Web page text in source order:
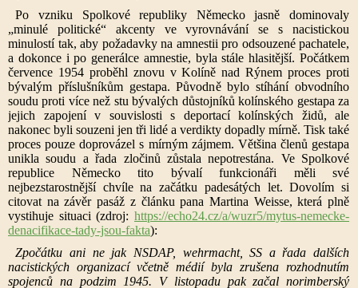
Po vzniku Spolkové republiky Německo jasně dominovaly
„minulé politické“ akcenty ve vyrovnávání se s nacistickou
minulostí tak, aby požadavky na amnestii pro odsouzené pachatele,
a dokonce i po generálce amnestie, byla stále hlasitější. Počátkem
července 1954 proběhl znovu v Kolíně nad Rýnem proces proti
bývalým příslušníkům gestapa. Původně bylo stíhání obvodního
soudu proti více než stu bývalých důstojníků kolínského gestapa za
jejich zapojení v souvislosti s deportací kolínských židů, ale
nakonec byli souzeni jen tři lidé a verdikty dopadly mírně. Tisk také
proces pouze doprovázel s mírným zájmem. Většina členů gestapa
unikla soudu a řada zločinů zůstala nepotrestána. Ve Spolkové
republice Německo tito bývalí funkcionáři měli své
nejbezstarostnější chvíle na začátku padesátých let. Dovolím si
citovat na závěr pasáž z článku pana Martina Weisse, která plně
vystihuje situaci (zdroj: https://echo24.cz/a/wuzr5/mytus-nemecke-
denacifikace-tady-jsou-fakta):
Zpočátku ani ne jak NSDAP, wehrmacht, SS a řada dalších
nacistických organizací včetně médií byla zrušena rozhodnutím
spojenců na podzim 1945. V listopadu pak začal norimberský